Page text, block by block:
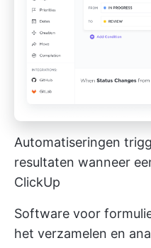
Automatiseringen
resultaten wanneer
ClickUp
Software voor
het verzamelen en